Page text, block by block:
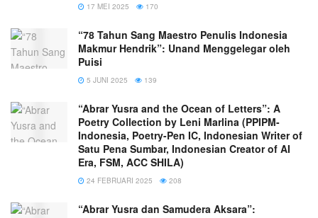
17 MEI 2025 170
“78 Tahun Sang Maestro Penulis Indonesia
Makmur Hendrik”: Unand Menggelegar oleh
Puisi
5 JUNI 2025 139
“Abrar Yusra and the Ocean of Letters”: A
Poetry Collection by Leni Marlina (PPIPM-
Indonesia, Poetry-Pen IC, Indonesian Writer of
Satu Pena Sumbar, Indonesian Creator of AI
Era, FSM, ACC SHILA)
24 FEBRUARI 2025 208
“Abrar Yusra dan Samudera Aksara”: